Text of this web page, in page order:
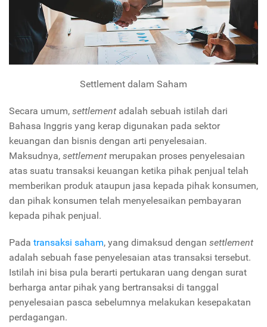
Settlement dalam Saham
Secara umum, settlement adalah sebuah istilah dari
Bahasa Inggris yang kerap digunakan pada sektor
keuangan dan bisnis dengan arti penyelesaian.
Maksudnya, settlement merupakan proses penyelesaian
atas suatu transaksi keuangan ketika pihak penjual telah
memberikan produk ataupun jasa kepada pihak konsumen,
dan pihak konsumen telah menyelesaikan pembayaran
kepada pihak penjual.
Pada transaksi saham, yang dimaksud dengan settlement
adalah sebuah fase penyelesaian atas transaksi tersebut.
Istilah ini bisa pula berarti pertukaran uang dengan surat
berharga antar pihak yang bertransaksi di tanggal
penyelesaian pasca sebelumnya melakukan kesepakatan
perdagangan.